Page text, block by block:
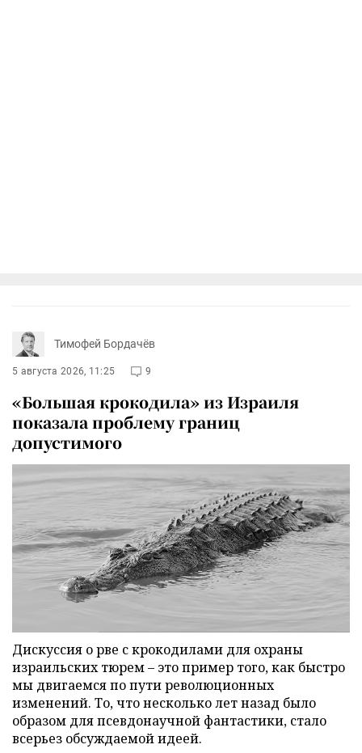
Тимофей Бордачёв
5 августа 2026, 11:25 9
«Большая крокодила» из Израиля
показала проблему границ
допустимого
Дискуссия о рве с крокодилами для охраны
израильских тюрем – это пример того, как быстро
мы двигаемся по пути революционных
изменений. То, что несколько лет назад было
образом для псевдонаучной фантастики, стало
всерьез обсуждаемой идеей.